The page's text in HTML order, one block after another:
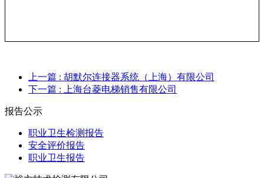
上一篇 : 胡默尔连接器系统（上海）有限公司
下一篇 : 上海台菱电梯销售有限公司
报告公示
职业卫生检测报告
安全评价报告
职业卫生报告